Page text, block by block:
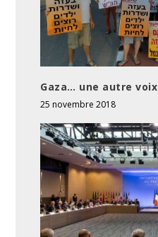
Gaza… une autre voix
25 novembre 2018